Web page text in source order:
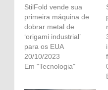
StilFold vende sua
primeira máquina de
dobrar metal de
‘origami industrial’
para os EUA
20/10/2023
Em "Tecnologia"